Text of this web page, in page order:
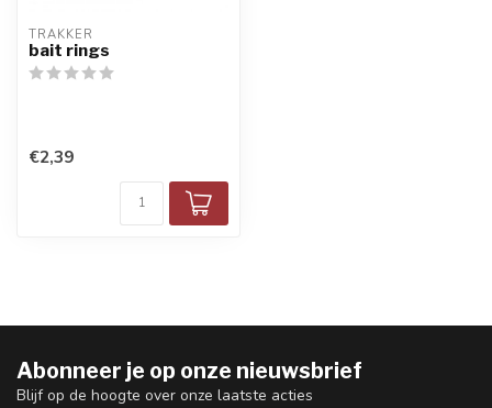
TRAKKER
bait rings
€2,39
Abonneer je op onze nieuwsbrief
Blijf op de hoogte over onze laatste acties